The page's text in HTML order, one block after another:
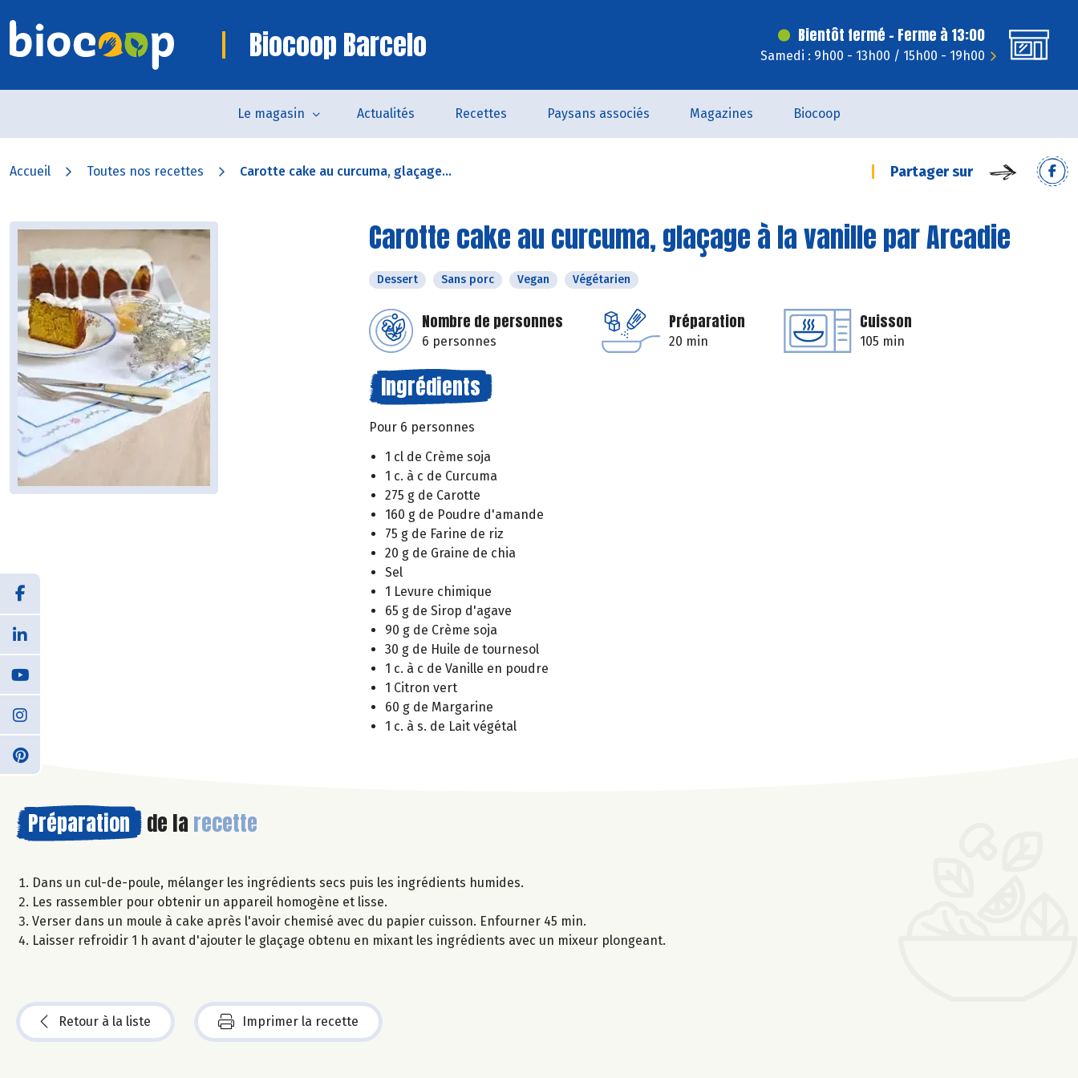
Biocoop Barcelo Bientôt fermé - Ferme à 13:00
Samedi : 9h00 - 13h00 / 15h00 - 19h00
Le magasin Actualités Recettes Paysans associés Magazines Biocoop
Accueil Toutes nos recettes Carotte cake au curcuma, glaçage... Partager sur
Carotte cake au curcuma, glaçage à la vanille par Arcadie
Dessert Sans porc Vegan Végétarien
Nombre de personnes
6 personnes
Préparation
20 min
Cuisson
105 min
Ingrédients
Pour 6 personnes
1 cl de Crème soja
1 c. à c de Curcuma
275 g de Carotte
160 g de Poudre d'amande
75 g de Farine de riz
20 g de Graine de chia
Sel
1 Levure chimique
65 g de Sirop d'agave
90 g de Crème soja
30 g de Huile de tournesol
1 c. à c de Vanille en poudre
1 Citron vert
60 g de Margarine
1 c. à s. de Lait végétal
Préparation de la recette
Dans un cul-de-poule, mélanger les ingrédients secs puis les ingrédients humides.
Les rassembler pour obtenir un appareil homogène et lisse.
Verser dans un moule à cake après l'avoir chemisé avec du papier cuisson. Enfourner 45 min.
Laisser refroidir 1 h avant d'ajouter le glaçage obtenu en mixant les ingrédients avec un mixeur plongeant.
Retour à la liste Imprimer la recette